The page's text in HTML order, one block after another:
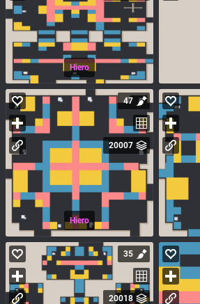
Hiero
Hiero
47
20007
35
20018